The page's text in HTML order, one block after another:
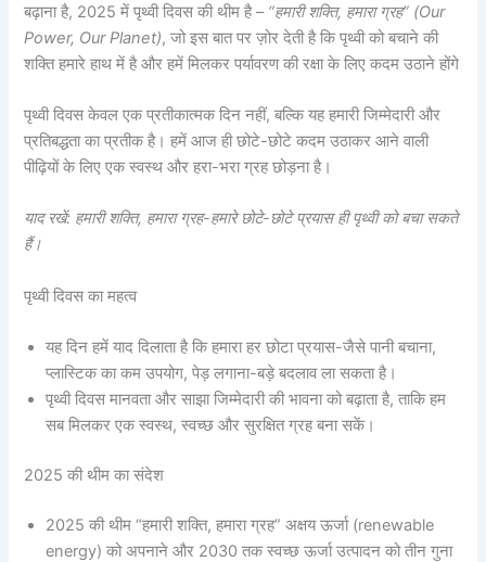
बढ़ाना है, 2025 में पृथ्वी दिवस की थीम है – “हमारी शक्ति, हमारा ग्रह” (Our
Power, Our Planet), जो इस बात पर ज़ोर देती है कि पृथ्वी को बचाने की
शक्ति हमारे हाथ में है और हमें मिलकर पर्यावरण की रक्षा के लिए कदम उठाने होंगे
पृथ्वी दिवस केवल एक प्रतीकात्मक दिन नहीं, बल्कि यह हमारी जिम्मेदारी और
प्रतिबद्धता का प्रतीक है। हमें आज ही छोटे-छोटे कदम उठाकर आने वाली
पीढ़ियों के लिए एक स्वस्थ और हरा-भरा ग्रह छोड़ना है।
याद रखें: हमारी शक्ति, हमारा ग्रह-हमारे छोटे-छोटे प्रयास ही पृथ्वी को बचा सकते
हैं।
पृथ्वी दिवस का महत्व
यह दिन हमें याद दिलाता है कि हमारा हर छोटा प्रयास-जैसे पानी बचाना,
प्लास्टिक का कम उपयोग, पेड़ लगाना-बड़े बदलाव ला सकता है।
पृथ्वी दिवस मानवता और साझा जिम्मेदारी की भावना को बढ़ाता है, ताकि हम
सब मिलकर एक स्वस्थ, स्वच्छ और सुरक्षित ग्रह बना सकें।
2025 की थीम का संदेश
2025 की थीम “हमारी शक्ति, हमारा ग्रह” अक्षय ऊर्जा (renewable
energy) को अपनाने और 2030 तक स्वच्छ ऊर्जा उत्पादन को तीन गुना